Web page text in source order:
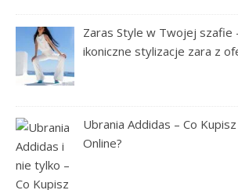
Zaras Style w Twojej szafie
ikoniczne stylizacje zara z
Ubrania Addidas – Co
Online?